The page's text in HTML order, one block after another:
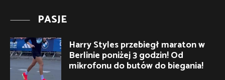
PASJE
Harry Styles przebiegł maraton w
Berlinie poniżej 3 godzin! Od
mikrofonu do butów do biegania!